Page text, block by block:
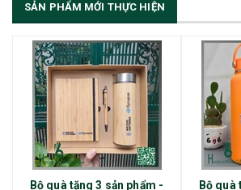
SẢN PHẨM MỚI THỰC HIỆN
Bộ quà tặng 3 sản phẩm -
Bộ quà